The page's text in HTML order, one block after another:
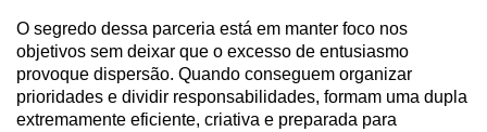
O segredo dessa parceria está em manter foco nos
objetivos sem deixar que o excesso de entusiasmo
provoque dispersão. Quando conseguem organizar
prioridades e dividir responsabilidades, formam uma dupla
extremamente eficiente, criativa e preparada para